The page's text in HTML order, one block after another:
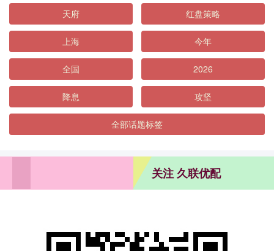
天府 红盘策略
上海 今年
全国 2026
降息 攻坚
全部话题标签
关注 久联优配